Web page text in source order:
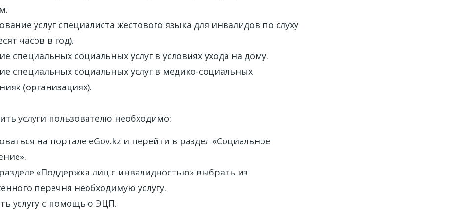
услуг специалиста жестового языка для инвалидов по слуху
часов в год).
специальных социальных услуг в условиях ухода на дому.
специальных социальных услуг в медико-социальных
(организациях).
услуги пользователю необходимо:
на портале eGov.kz и перейти в раздел «Социальное
«Поддержка лиц с инвалидностью» выбрать из
перечня необходимую услугу.
услугу с помощью ЭЦП.